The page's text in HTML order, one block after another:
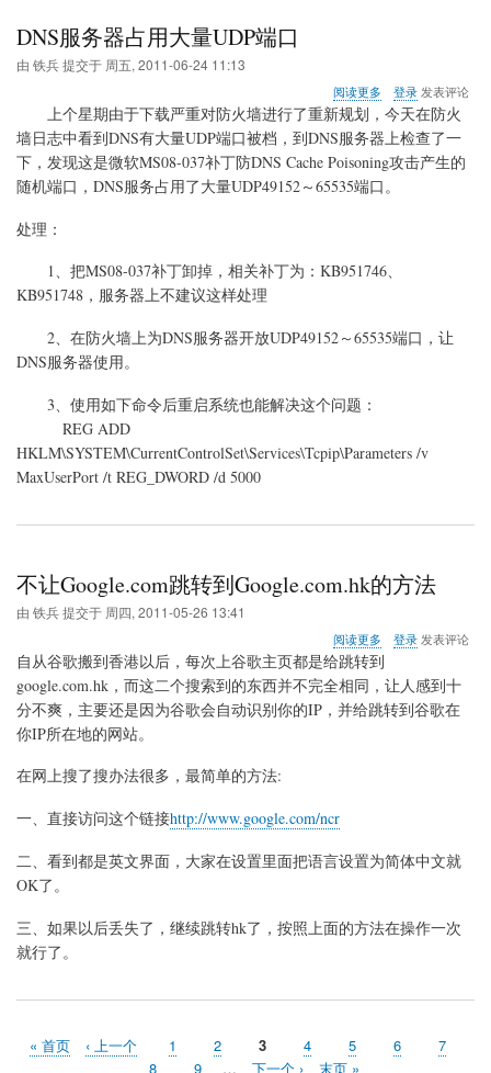
DNS服务器占用大量UDP端口
由 铁兵提交于 周五, 2011-06-24 11:13
阅读更多
于
DNS
服
务
器
UDP
登录发表评论
上个星期由于下载严重对防火墙进行了重新规划，今天在防火
墙日志中看到DNS有大量UDP端口被档，到DNS服务器上检查了一
下，发现这是微软MS08-037补丁防DNS Cache Poisoning攻击产生的
随机端口，DNS服务占用了大量UDP49152～65535端口。
处理：
1、把MS08-037补丁卸掉，相关补丁为：KB951746、
KB951748，服务器上不建议这样处理
2、在防火墙上为DNS服务器开放UDP49152～65535端口，让
DNS服务器使用。
3、使用如下命令后重启系统也能解决这个问题：
REG ADD
HKLM\SYSTEM\CurrentControlSet\Services\Tcpip\Parameters /v
MaxUserPort /t REG_DWORD /d 5000
不让Google.com跳转到Google.com.hk的方法
由 铁兵提交于 周四, 2011-05-26 13:41
阅读更多
于
不
让
Google.com
登录发表评论
自从谷歌搬到香港以后，每次上谷歌主页都是给跳转到
google.com.hk，而这二个搜索到的东西并不完全相同，让人感到十
分不爽，主要还是因为谷歌会自动识别你的IP，并给跳转到谷歌在
你IP所在地的网站。
在网上搜了搜办法很多，最简单的方法:
一、直接访问这个链接http://www.google.com/ncr
二、看到都是英文界面，大家在设置里面把语言设置为简体中文就
OK了。
三、如果以后丢失了，继续跳转hk了，按照上面的方法在操作一次
就行了。
分
首
« 首页
前‹ 上一个
页1
页
2
当
前
3
页
4
页
面
5
页
6
页
7
页
8 页
9 … 下
下一个 › 末
末页 »